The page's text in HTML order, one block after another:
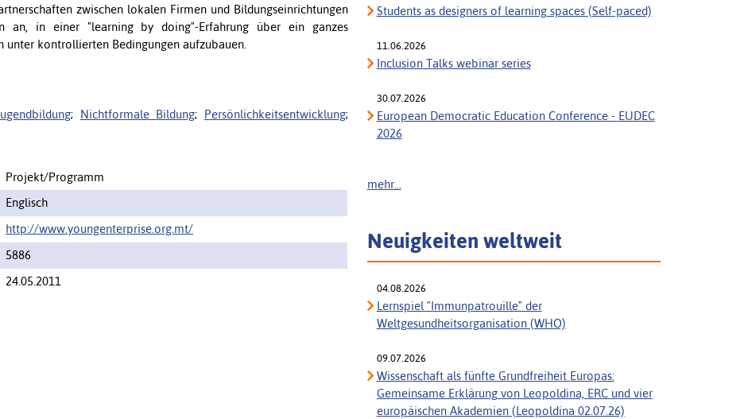
zwischen lokalen Firmen und Bildungseinrichtungen
an, in einer "learning by doing"-Erfahrung über ein ganzes
kontrollierten Bedingungen aufzubauen.
; Nichtformale Bildung; Persönlichkeitsentwicklung;
Projekt/Programm
Englisch
http://www.youngenterprise.org.mt/
5886
24.05.2011
Students as designers of learning spaces (Self-paced)
11.06.2026
Inclusion Talks webinar series
30.07.2026
European Democratic Education Conference - EUDEC
2026
mehr...
Neuigkeiten weltweit
04.08.2026
Lernspiel "Immunpatrouille" der
Weltgesundheitsorganisation (WHO)
09.07.2026
Wissenschaft als fünfte Grundfreiheit Europas:
Gemeinsame Erklärung von Leopoldina, ERC und vier
europäischen Akademien (Leopoldina 02.07.26)